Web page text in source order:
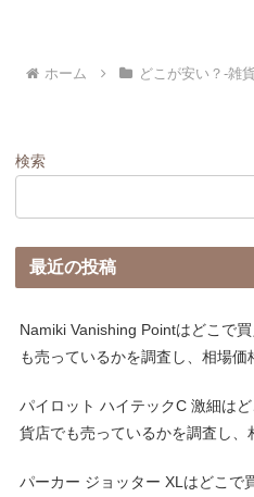
ホーム どこが安い？-雑
検索
最近の投稿
Namiki Vanishing Pointはどこで
も売っているかを調査し、相場価
パイロット ハイテックC 激細は
貨店でも売っているかを調査し、
パーカー ジョッター XLはどこで